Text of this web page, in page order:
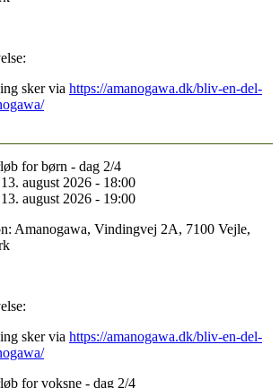
sker via https://amanogawa.dk/bliv-en-del-
for børn - dag 2/4
13. august 2026 - 18:00
13. august 2026 - 19:00
Amanogawa, Vindingvej 2A, 7100 Vejle,
sker via https://amanogawa.dk/bliv-en-del-
for voksne - dag 2/4